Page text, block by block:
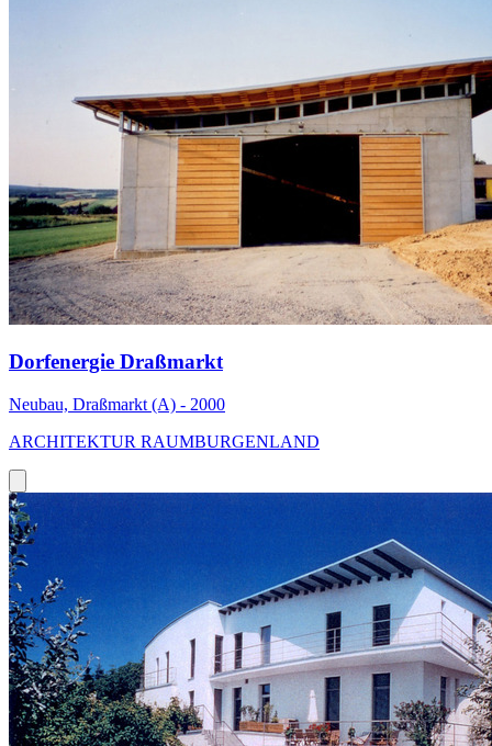
Dorfenergie Draßmarkt
Neubau, Draßmarkt (A) - 2000
ARCHITEKTUR RAUMBURGENLAND